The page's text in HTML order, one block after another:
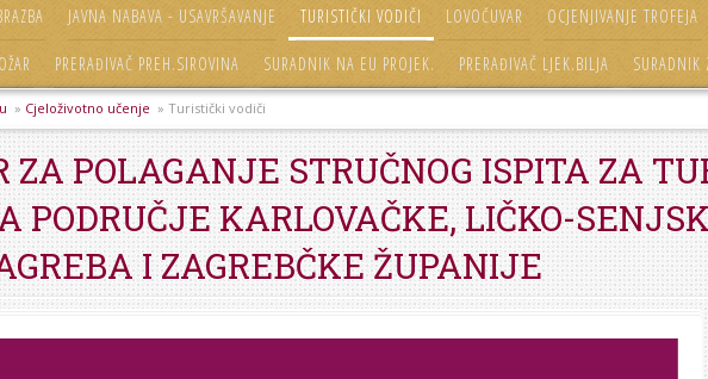
JAVNA NABAVA - USAVRŠAVANJE TURISTIČKI VODIČI LOVOČUVAR OCJENJIVANJE TROFEJA
PRERAĐIVAČ PREH.SIROVINA SURADNIK NA EU PROJEK. PRERAĐIVAČ LJEK.BILJA SURADNIK
» Cjeloživotno učenje » Turistički vodiči
ZA POLAGANJE STRUČNOG ISPITA ZA
PODRUČJE KARLOVAČKE, LIČKO-
I ZAGREBČKE ŽUPANIJE